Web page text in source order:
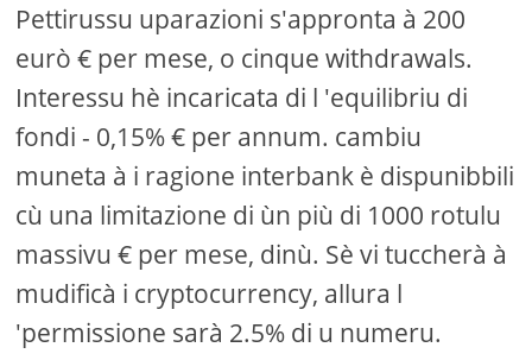
Pettirussu uparazioni s'appronta à 200
eurò € per mese, o cinque withdrawals.
Interessu hè incaricata di l 'equilibriu di
fondi - 0,15% € per annum. cambiu
muneta à i ragione interbank è dispunibbili
cù una limitazione di ùn più di 1000 rotulu
massivu € per mese, dinù. Sè vi tuccherà à
mudificà i cryptocurrency, allura l
'permissione sarà 2.5% di u numeru.